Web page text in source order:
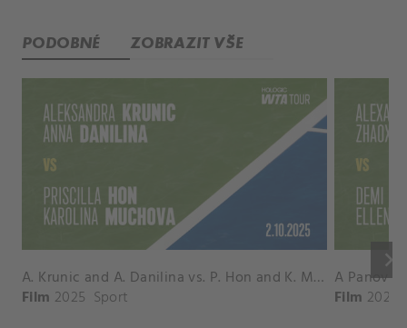
PODOBNÉ ZOBRAZIT VŠE
keyboard_arrow_right
A. Krunic and A. Danilina vs. P. Hon and K. Muchova Match Highlights - BEIJING_Capital Group Diamond ( October 02, 2025)
Film 2025 Sport Film 2026